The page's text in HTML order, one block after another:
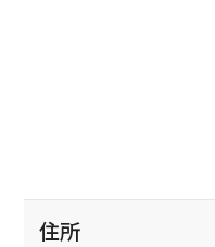
住所